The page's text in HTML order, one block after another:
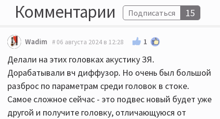
Комментарии Подписаться 15
Wadim 06 августа 2024 в 12:28 1
Делали на этих головках акустику ЗЯ.
Дорабатывали вч диффузор. Но очень был большой
разброс по параметрам среди головок в стоке.
Самое сложное сейчас - это подвес новый будет уже
другой и получите головку, отличающуюся от